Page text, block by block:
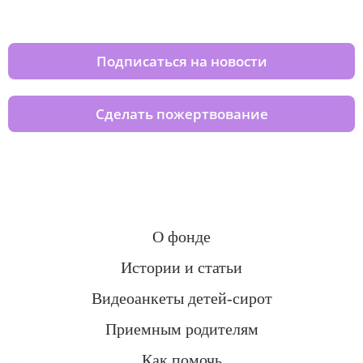
Подписаться на новости
Сделать пожертвование
О фонде
Истории и статьи
Видеоанкеты детей-сирот
Приемным родителям